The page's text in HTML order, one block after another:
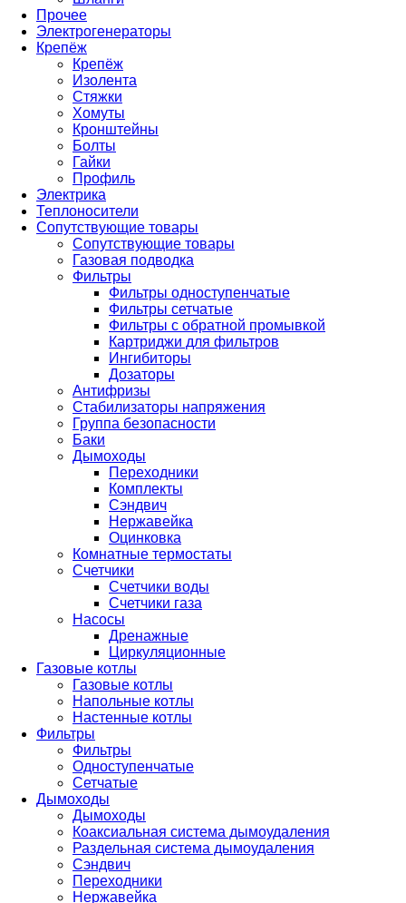
Прочее
Электрогенераторы
Крепёж
Крепёж
Изолента
Стяжки
Хомуты
Кронштейны
Болты
Гайки
Профиль
Электрика
Теплоносители
Сопутствующие товары
Сопутствующие товары
Газовая подводка
Фильтры
Фильтры одноступенчатые
Фильтры сетчатые
Фильтры с обратной промывкой
Картриджи для фильтров
Ингибиторы
Дозаторы
Антифризы
Стабилизаторы напряжения
Группа безопасности
Баки
Дымоходы
Переходники
Комплекты
Сэндвич
Нержавейка
Оцинковка
Комнатные термостаты
Счетчики
Счетчики воды
Счетчики газа
Насосы
Дренажные
Циркуляционные
Газовые котлы
Газовые котлы
Напольные котлы
Настенные котлы
Фильтры
Фильтры
Одноступенчатые
Сетчатые
Дымоходы
Дымоходы
Коаксиальная система дымоудаления
Раздельная система дымоудаления
Сэндвич
Переходники
Нержавейка